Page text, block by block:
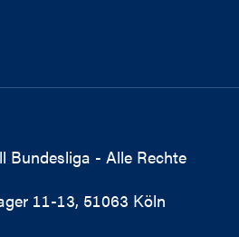
Bundesliga - Alle Rechte
11-13, 51063 Köln